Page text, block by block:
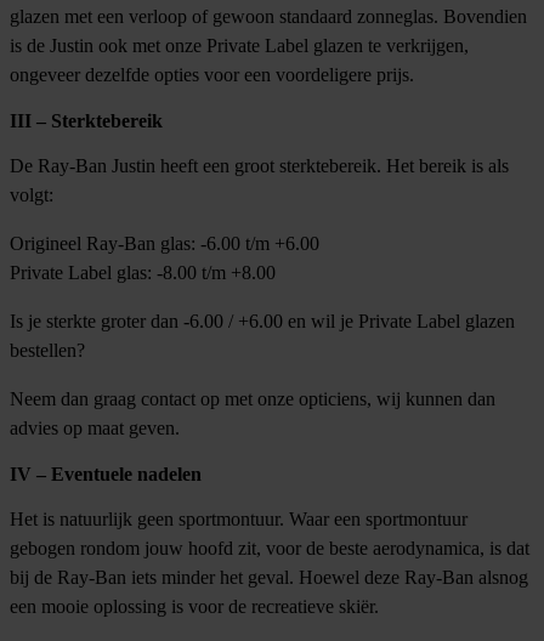
glazen met een verloop of gewoon standaard zonneglas. Bovendien
is de Justin ook met onze Private Label glazen te verkrijgen,
ongeveer dezelfde opties voor een voordeligere prijs.
III – Sterktebereik
De Ray-Ban Justin heeft een groot sterktebereik. Het bereik is als
volgt:
Origineel Ray-Ban glas: -6.00 t/m +6.00
Private Label glas: -8.00 t/m +8.00
Is je sterkte groter dan -6.00 / +6.00 en wil je Private Label glazen
bestellen?
Neem dan graag contact op met onze opticiens, wij kunnen dan
advies op maat geven.
IV – Eventuele nadelen
Het is natuurlijk geen sportmontuur. Waar een sportmontuur
gebogen rondom jouw hoofd zit, voor de beste aerodynamica, is dat
bij de Ray-Ban iets minder het geval. Hoewel deze Ray-Ban alsnog
een mooie oplossing is voor de recreatieve skiër.